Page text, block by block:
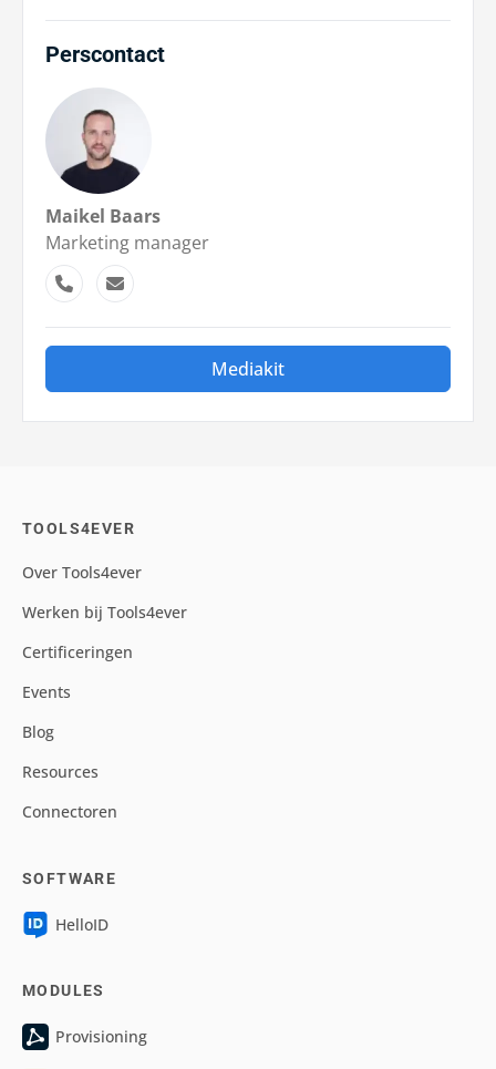
Perscontact
Maikel Baars
Marketing manager
Mediakit
TOOLS4EVER
Over Tools4ever
Werken bij Tools4ever
Certificeringen
Events
Blog
Resources
Connectoren
SOFTWARE
HelloID
MODULES
Provisioning